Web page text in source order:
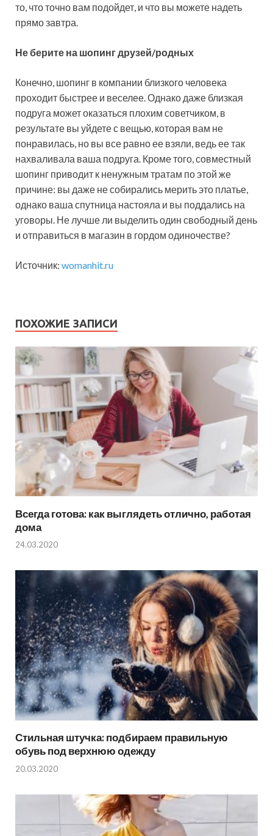
то, что точно вам подойдет, и что вы можете надеть
прямо завтра.
Не берите на шопинг друзей/родных
Конечно, шопинг в компании близкого человека
проходит быстрее и веселее. Однако даже близкая
подруга может оказаться плохим советчиком, в
результате вы уйдете с вещью, которая вам не
понравилась, но вы все равно ее взяли, ведь ее так
нахваливала ваша подруга. Кроме того, совместный
шопинг приводит к ненужным тратам по этой же
причине: вы даже не собирались мерить это платье,
однако ваша спутница настояла и вы поддались на
уговоры. Не лучше ли выделить один свободный день
и отправиться в магазин в гордом одиночестве?
Источник: womanhit.ru
ПОХОЖИЕ ЗАПИСИ
Всегда готова: как выглядеть отлично, работая
дома
24.03.2020
Стильная штучка: подбираем правильную
обувь под верхнюю одежду
20.03.2020